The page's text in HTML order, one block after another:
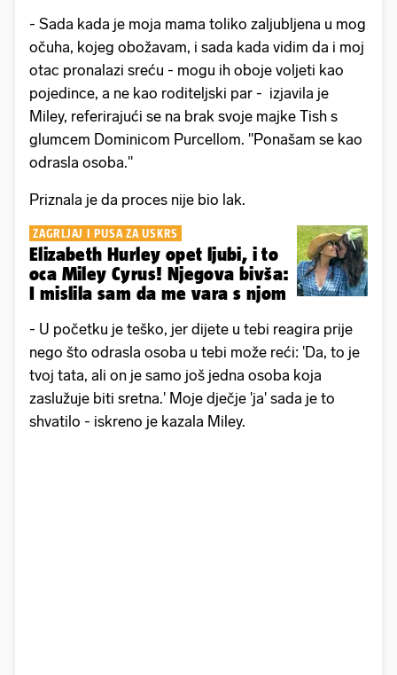
- Sada kada je moja mama toliko zaljubljena u mog
očuha, kojeg obožavam, i sada kada vidim da i moj
otac pronalazi sreću - mogu ih oboje voljeti kao
pojedince, a ne kao roditeljski par - izjavila je
Miley, referirajući se na brak svoje majke Tish s
glumcem Dominicom Purcellom. "Ponašam se kao
odrasla osoba."
Priznala je da proces nije bio lak.
ZAGRLJAJ I PUSA ZA USKRS
Elizabeth Hurley opet ljubi, i to
oca Miley Cyrus! Njegova bivša:
I mislila sam da me vara s njom
- U početku je teško, jer dijete u tebi reagira prije
nego što odrasla osoba u tebi može reći: 'Da, to je
tvoj tata, ali on je samo još jedna osoba koja
zaslužuje biti sretna.' Moje dječje 'ja' sada je to
shvatilo - iskreno je kazala Miley.